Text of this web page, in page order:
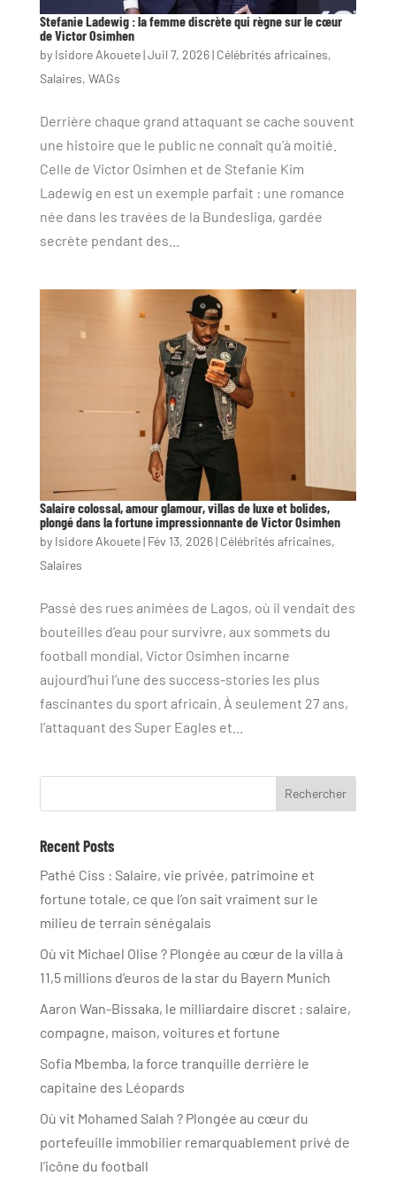
Stefanie Ladewig : la femme discrète qui règne sur le cœur
de Victor Osimhen
by Isidore Akouete|Juil 7, 2026| Célébrités africaines,
Salaires, WAGs
Derrière chaque grand attaquant se cache souvent
une histoire que le public ne connaît qu’à moitié.
Celle de Victor Osimhen et de Stefanie Kim
Ladewig en est un exemple parfait : une romance
née dans les travées de la Bundesliga, gardée
secrète pendant des...
Salaire colossal, amour glamour, villas de luxe et bolides,
plongé dans la fortune impressionnante de Victor Osimhen
by Isidore Akouete| Fév 13, 2026| Célébrités africaines,
Salaires
Passé des rues animées de Lagos, où il vendait des
bouteilles d’eau pour survivre, aux sommets du
football mondial, Victor Osimhen incarne
aujourd’hui l’une des success-stories les plus
fascinantes du sport africain. À seulement 27 ans,
l’attaquant des Super Eagles et...
Rechercher
Recent Posts
Pathé Ciss : Salaire, vie privée, patrimoine et
fortune totale, ce que l’on sait vraiment sur le
milieu de terrain sénégalais
Où vit Michael Olise ? Plongée au cœur de la villa à
11,5 millions d’euros de la star du Bayern Munich
Aaron Wan-Bissaka, le milliardaire discret : salaire,
compagne, maison, voitures et fortune
Sofia Mbemba, la force tranquille derrière le
capitaine des Léopards
Où vit Mohamed Salah ? Plongée au cœur du
portefeuille immobilier remarquablement privé de
l’icône du football